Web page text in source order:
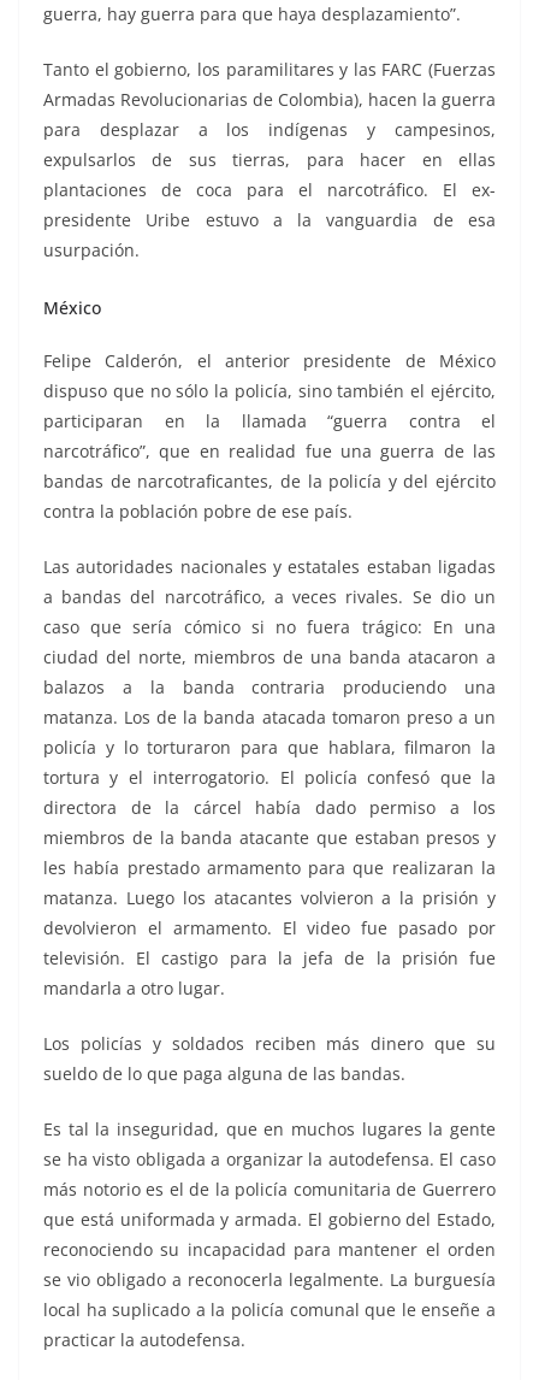
guerra, hay guerra para que haya desplazamiento”.
Tanto el gobierno, los paramilitares y las FARC (Fuerzas
Armadas Revolucionarias de Colombia), hacen la guerra
para desplazar a los indígenas y campesinos,
expulsarlos de sus tierras, para hacer en ellas
plantaciones de coca para el narcotráfico. El ex-
presidente Uribe estuvo a la vanguardia de esa
usurpación.
México
Felipe Calderón, el anterior presidente de México
dispuso que no sólo la policía, sino también el ejército,
participaran en la llamada “guerra contra el
narcotráfico”, que en realidad fue una guerra de las
bandas de narcotraficantes, de la policía y del ejército
contra la población pobre de ese país.
Las autoridades nacionales y estatales estaban ligadas
a bandas del narcotráfico, a veces rivales. Se dio un
caso que sería cómico si no fuera trágico: En una
ciudad del norte, miembros de una banda atacaron a
balazos a la banda contraria produciendo una
matanza. Los de la banda atacada tomaron preso a un
policía y lo torturaron para que hablara, filmaron la
tortura y el interrogatorio. El policía confesó que la
directora de la cárcel había dado permiso a los
miembros de la banda atacante que estaban presos y
les había prestado armamento para que realizaran la
matanza. Luego los atacantes volvieron a la prisión y
devolvieron el armamento. El video fue pasado por
televisión. El castigo para la jefa de la prisión fue
mandarla a otro lugar.
Los policías y soldados reciben más dinero que su
sueldo de lo que paga alguna de las bandas.
Es tal la inseguridad, que en muchos lugares la gente
se ha visto obligada a organizar la autodefensa. El caso
más notorio es el de la policía comunitaria de Guerrero
que está uniformada y armada. El gobierno del Estado,
reconociendo su incapacidad para mantener el orden
se vio obligado a reconocerla legalmente. La burguesía
local ha suplicado a la policía comunal que le enseñe a
practicar la autodefensa.